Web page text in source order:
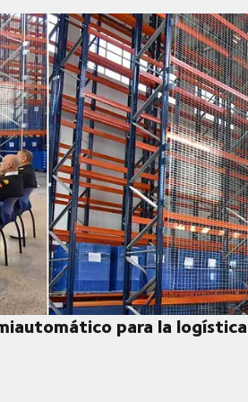
para la logística
para la logística de la Armada